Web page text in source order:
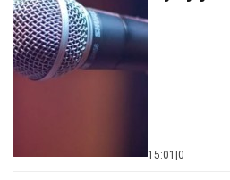
15:01 0